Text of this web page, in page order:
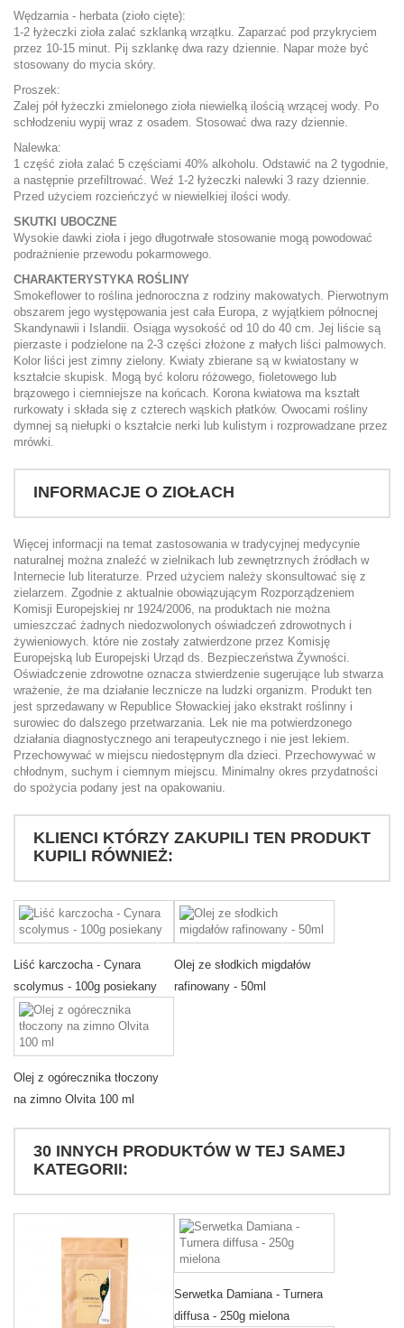
Wędzarnia - herbata (zioło cięte):
1-2 łyżeczki zioła zalać szklanką wrzątku. Zaparzać pod przykryciem
przez 10-15 minut. Pij szklankę dwa razy dziennie. Napar może być
stosowany do mycia skóry.
Proszek:
Zalej pół łyżeczki zmielonego zioła niewielką ilością wrzącej wody. Po
schłodzeniu wypij wraz z osadem. Stosować dwa razy dziennie.
Nalewka:
1 część zioła zalać 5 częściami 40% alkoholu. Odstawić na 2 tygodnie,
a następnie przefiltrować. Weź 1-2 łyżeczki nalewki 3 razy dziennie.
Przed użyciem rozcieńczyć w niewielkiej ilości wody.
SKUTKI UBOCZNE
Wysokie dawki zioła i jego długotrwałe stosowanie mogą powodować
podrażnienie przewodu pokarmowego.
CHARAKTERYSTYKA ROŚLINY
Smokeflower to roślina jednoroczna z rodziny makowatych. Pierwotnym
obszarem jego występowania jest cała Europa, z wyjątkiem północnej
Skandynawii i Islandii. Osiąga wysokość od 10 do 40 cm. Jej liście są
pierzaste i podzielone na 2-3 części złożone z małych liści palmowych.
Kolor liści jest zimny zielony. Kwiaty zbierane są w kwiatostany w
kształcie skupisk. Mogą być koloru różowego, fioletowego lub
brązowego i ciemniejsze na końcach. Korona kwiatowa ma kształt
rurkowaty i składa się z czterech wąskich płatków. Owocami rośliny
dymnej są niełupki o kształcie nerki lub kulistym i rozprowadzane przez
mrówki.
INFORMACJE O ZIOŁACH
Więcej informacji na temat zastosowania w tradycyjnej medycynie
naturalnej można znaleźć w zielnikach lub zewnętrznych źródłach w
Internecie lub literaturze. Przed użyciem należy skonsultować się z
zielarzem. Zgodnie z aktualnie obowiązującym Rozporządzeniem
Komisji Europejskiej nr 1924/2006, na produktach nie można
umieszczać żadnych niedozwolonych oświadczeń zdrowotnych i
żywieniowych. które nie zostały zatwierdzone przez Komisję
Europejską lub Europejski Urząd ds. Bezpieczeństwa Żywności.
Oświadczenie zdrowotne oznacza stwierdzenie sugerujące lub stwarza
wrażenie, że ma działanie lecznicze na ludzki organizm. Produkt ten
jest sprzedawany w Republice Słowackiej jako ekstrakt roślinny i
surowiec do dalszego przetwarzania. Lek nie ma potwierdzonego
działania diagnostycznego ani terapeutycznego i nie jest lekiem.
Przechowywać w miejscu niedostępnym dla dzieci. Przechowywać w
chłodnym, suchym i ciemnym miejscu. Minimalny okres przydatności
do spożycia podany jest na opakowaniu.
KLIENCI KTÓRZY ZAKUPILI TEN PRODUKT
KUPILI RÓWNIEŻ:
Liść karczocha - Cynara
scolymus - 100g posiekany
Olej ze słodkich migdałów
rafinowany - 50ml
Olej z ogórecznika tłoczony
na zimno Olvita 100 ml
30 INNYCH PRODUKTÓW W TEJ SAMEJ
KATEGORII:
Serwetka Damiana - Turnera
diffusa - 250g mielona